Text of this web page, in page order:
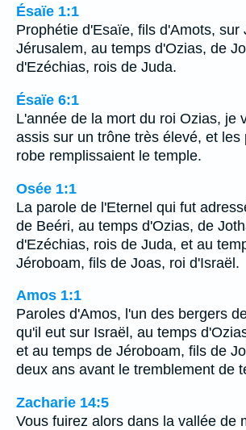
Ésaïe 1:1
Prophétie d'Esaïe, fils d'Amots, sur
Jérusalem, au temps d'Ozias, de
d'Ezéchias, rois de Juda.
Ésaïe 6:1
L'année de la mort du roi Ozias, je
assis sur un trône très élevé, et les
robe remplissaient le temple.
Osée 1:1
La parole de l'Eternel qui fut
de Beéri, au temps d'Ozias, de
d'Ezéchias, rois de Juda, et au
Jéroboam, fils de Joas, roi d'Israël.
Amos 1:1
Paroles d'Amos, l'un des bergers
qu'il eut sur Israël, au temps
et au temps de Jéroboam, fils de
deux ans avant le tremblement de
Zacharie 14:5
Vous fuirez alors dans la vallée de